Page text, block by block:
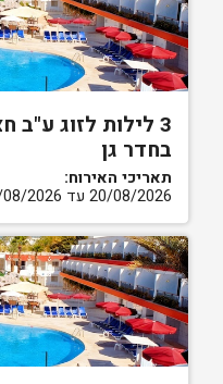
3 לילות לזוג ע"ב
בחדר גן
תאריכי האירוח:
20/08/2026 עד 30/08/2026